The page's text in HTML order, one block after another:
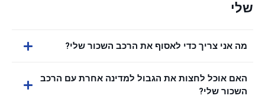
שלי
מה אני צריך כדי לאסוף את הרכב השכור שלי?
האם אוכל לחצות את הגבול למדינה אחרת עם הרכב
השכור שלי?